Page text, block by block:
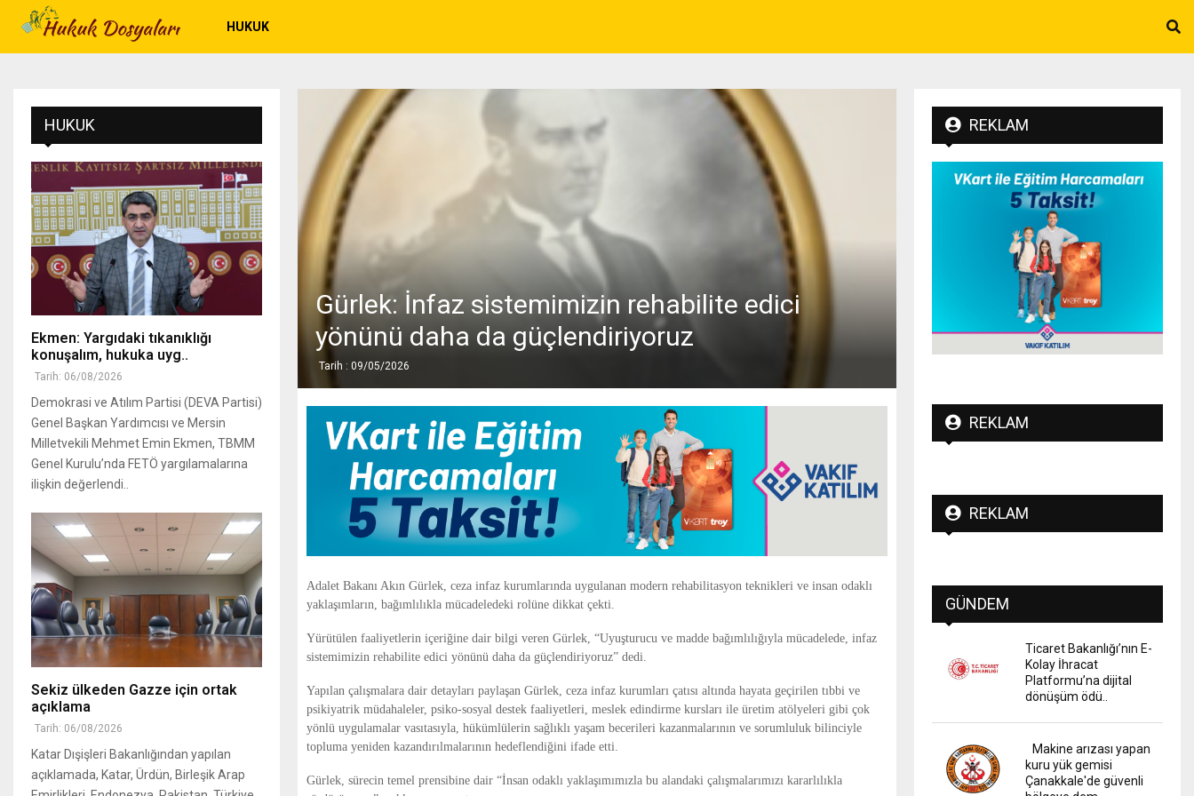
HUKUK
Gürlek: İnfaz sistemimizin rehabilite edici
yönünü daha da güçlendiriyoruz
Tarih : 09/05/2026
Adalet Bakanı Akın Gürlek, ceza infaz kurumlarında uygulanan modern rehabilitasyon teknikleri ve insan odaklı
yaklaşımların, bağımlılıkla mücadeledeki rolüne dikkat çekti.
Yürütülen faaliyetlerin içeriğine dair bilgi veren Gürlek, “Uyuşturucu ve madde bağımlılığıyla mücadelede, infaz
sistemimizin rehabilite edici yönünü daha da güçlendiriyoruz” dedi.
Yapılan çalışmalara dair detayları paylaşan Gürlek, ceza infaz kurumları çatısı altında hayata geçirilen tıbbi ve
psikiyatrik müdahaleler, psiko-sosyal destek faaliyetleri, meslek edindirme kursları ile üretim atölyeleri gibi çok
yönlü uygulamalar vasıtasıyla, hükümlülerin sağlıklı yaşam becerileri kazanmalarının ve sorumluluk bilinciyle
topluma yeniden kazandırılmalarının hedeflendiğini ifade etti.
Gürlek, sürecin temel prensibine dair “İnsan odaklı yaklaşımımızla bu alandaki çalışmalarımızı kararlılıkla
HUKUK
Ekmen: Yargıdaki tıkanıklığı
konuşalım, hukuka uyg..
Tarih: 06/08/2026
Demokrasi ve Atılım Partisi (DEVA Partisi)
Genel Başkan Yardımcısı ve Mersin
Milletvekili Mehmet Emin Ekmen, TBMM
Genel Kurulu’nda FETÖ yargılamalarına
ilişkin değerlendi..
Sekiz ülkeden Gazze için ortak
açıklama
Tarih: 06/08/2026
Katar Dışişleri Bakanlığından yapılan
açıklamada, Katar, Ürdün, Birleşik Arap
REKLAM
REKLAM
REKLAM
GÜNDEM
Ticaret Bakanlığı’nın E-
Kolay İhracat
Platformu’na dijital
dönüşüm ödü..
Makine arızası yapan
kuru yük gemisi
Çanakkale'de güvenli